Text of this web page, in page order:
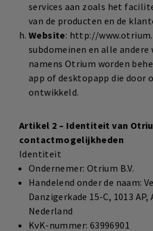
services aan zoals het
van de producten en de
Website: http://
subdomeinen en alle
namens Otrium worden
app of desktopapp die door
ontwikkeld.
Artikel 2 – Identiteit van
contactmogelijkheden
Identiteit
Ondernemer: Otrium B.V.
Handelend onder de naam:
Danzigerkade 15-C, 1013
Nederland
KvK-nummer: 63996901